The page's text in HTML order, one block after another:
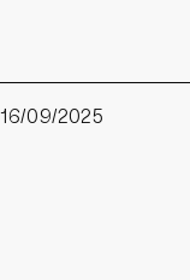
16/09/2025